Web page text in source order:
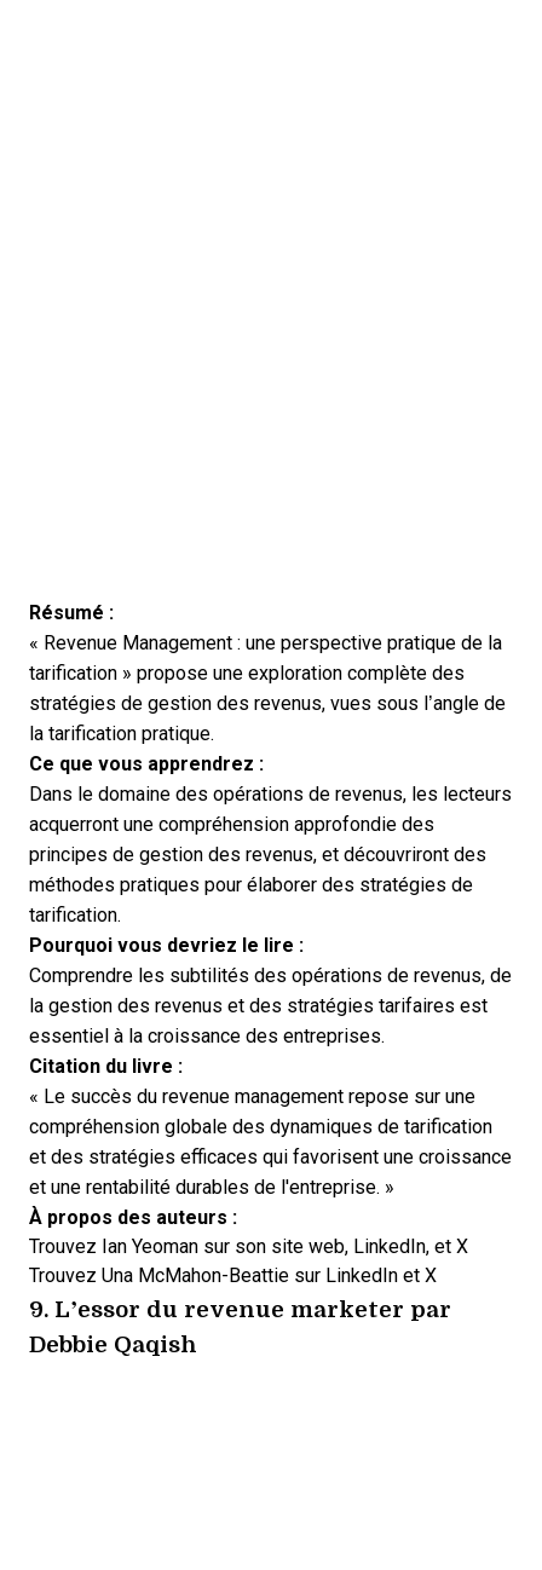
Résumé :
« Revenue Management : une perspective pratique de la
tarification » propose une exploration complète des
stratégies de gestion des revenus, vues sous l’angle de
la tarification pratique.
Ce que vous apprendrez :
Dans le domaine des opérations de revenus, les lecteurs
acquerront une compréhension approfondie des
principes de gestion des revenus, et découvriront des
méthodes pratiques pour élaborer des stratégies de
tarification.
Pourquoi vous devriez le lire :
Comprendre les subtilités des opérations de revenus, de
la gestion des revenus et des stratégies tarifaires est
essentiel à la croissance des entreprises.
Citation du livre :
« Le succès du revenue management repose sur une
compréhension globale des dynamiques de tarification
et des stratégies efficaces qui favorisent une croissance
et une rentabilité durables de l'entreprise. »
À propos des auteurs :
Trouvez Ian Yeoman sur son site web, LinkedIn, et X
Trouvez Una McMahon-Beattie sur LinkedIn et X
9. L’essor du revenue marketer par
Debbie Qaqish